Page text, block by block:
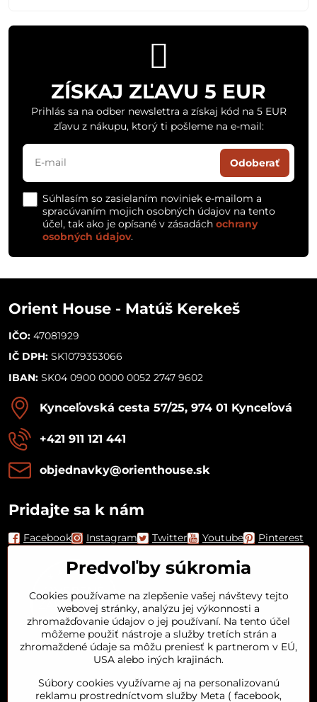
ZÍSKAJ ZĽAVU 5 EUR
Prihlás sa na odber newslettra a získaj kód na 5 EUR
zľavu z nákupu, ktorý ti pošleme na e-mail:
Odoberať
Súhlasím so zasielaním noviniek e-mailom a
spracúvaním mojich osobných údajov na tento
účel, tak ako je opísané v zásadách ochrany
osobných údajov.
Orient House - Matúš Kerekeš
IČO: 47081929
IČ DPH: SK1079353066
IBAN: SK04 0900 0000 0052 2747 9602
Kynceľovská cesta 57/25, 974 01 Kynceľová
+421 911 121 441
objednavky​@orienthouse​.sk
Pridajte sa k nám
Facebook Instagram Twitter Youtube Pinterest
Orient House
Predvoľby súkromia
Cookies používame na zlepšenie vašej návštevy tejto
webovej stránky, analýzu jej výkonnosti a
zhromažďovanie údajov o jej používaní. Na tento účel
môžeme použiť nástroje a služby tretích strán a
zhromaždené údaje sa môžu preniesť k partnerom v EÚ,
USA alebo iných krajinách.
Súbory cookies využívame aj na personalizovanú
reklamu prostredníctvom služby Meta ( facebook,